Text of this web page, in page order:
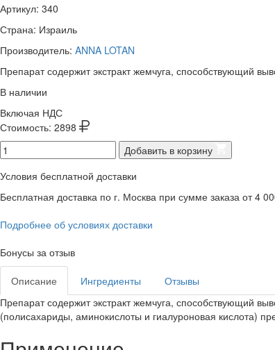
Артикул: 340
Страна: Израиль
Производитель: ANNA LOTAN
Препарат содержит экстракт жемчуга, способствующий
В наличии
Включая НДС
Стоимость: 2898
Добавить в корзину
Условия бесплатной доставки
Бесплатная доставка по г. Москва при сумме заказа от 4
Подробнее об условиях доставки
Бонусы за отзыв
Описание Ингредиенты
Отзывы
Препарат содержит экстракт жемчуга, способствующий
(полисахариды, аминокислоты и гиалуроновая кислота)